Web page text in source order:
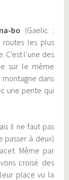
bo (Gaelic :
routes les plus
C’est l’une des
sur le même
dans
une pente qui
il ne faut pas
passer à deux)
Même par
croisé des
place vu la